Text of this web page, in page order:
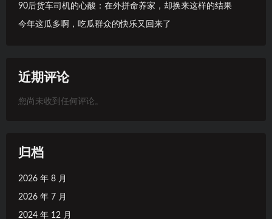
90后货车司机的心酸：在外拼命养家，却换来这样的结果
今年这瓜多啊，吃瓜群众的快乐又回来了
近期评论
您尚未收到任何评论。
归档
2026 年 8 月
2026 年 7 月
2024 年 12 月